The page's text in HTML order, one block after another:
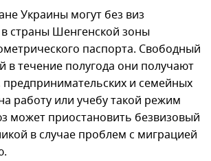
Украины могут без виз
страны Шенгенской зоны
паспорта. Свободный
в течение полугода они получают
предпринимательских и семейных
работу или учебу такой режим
может приостановить безвизовый
в случае проблем с миграцией